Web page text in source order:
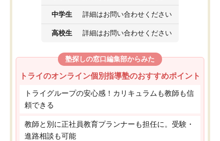
中学生 詳細はお問い合わせください
高校生 詳細はお問い合わせください
塾探しの窓口編集部からみた
トライのオンライン個別指導塾のおすすめポイント
トライグループの安心感！カリキュラムも教師も信
頼できる
教師と別に正社員教育プランナーも担任に。受験・
進路相談も可能